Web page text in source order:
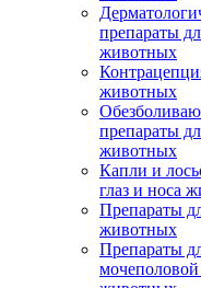
препараты
животных
животных
препараты
животных
Капли и
глаз и носа
Препараты
животных
Препараты